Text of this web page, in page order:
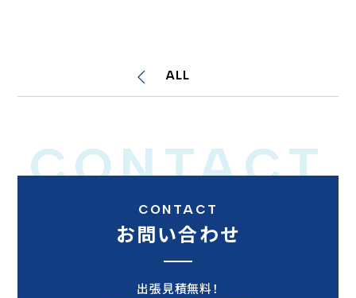
ALL
CONTACT
CONTACT
お問い合わせ
出張見積無料！